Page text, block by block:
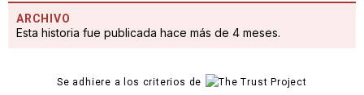
ARCHIVO
Esta historia fue publicada hace más de 4 meses.
Se adhiere a los criterios de